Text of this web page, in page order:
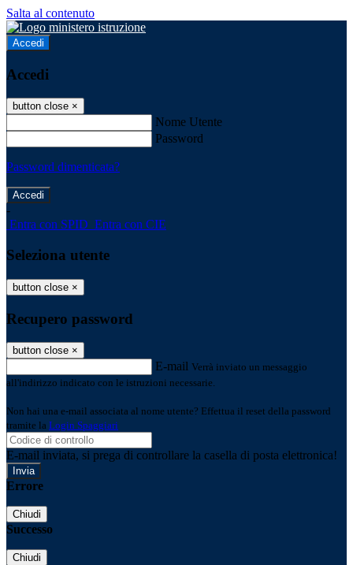
Salta al contenuto
Accedi
Accedi
button close ×
Nome Utente
Password
Password dimenticata?
-
Entra con SPID Entra con CIE
Seleziona utente
button close ×
Recupero password
button close ×
E-mail Verrà inviato un messaggio
all'indirizzo indicato con le istruzioni necessarie.
Non hai una e-mail associata al nome utente? Effettua il reset della password
tramite la Login Spaggiari
E-mail inviata, si prega di controllare la casella di posta elettronica!
Errore
Chiudi
Successo
Chiudi